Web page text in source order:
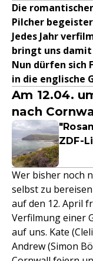
Die
Pilcher
Jedes Jahr
bringt uns
Nun dürfen sich
in die englische
Am 12.04.
nach
ZDF-
Wer bisher noch
selbst zu
auf den 12. April
Verfilmung einer
auf uns. Kate
Andrew (Simon